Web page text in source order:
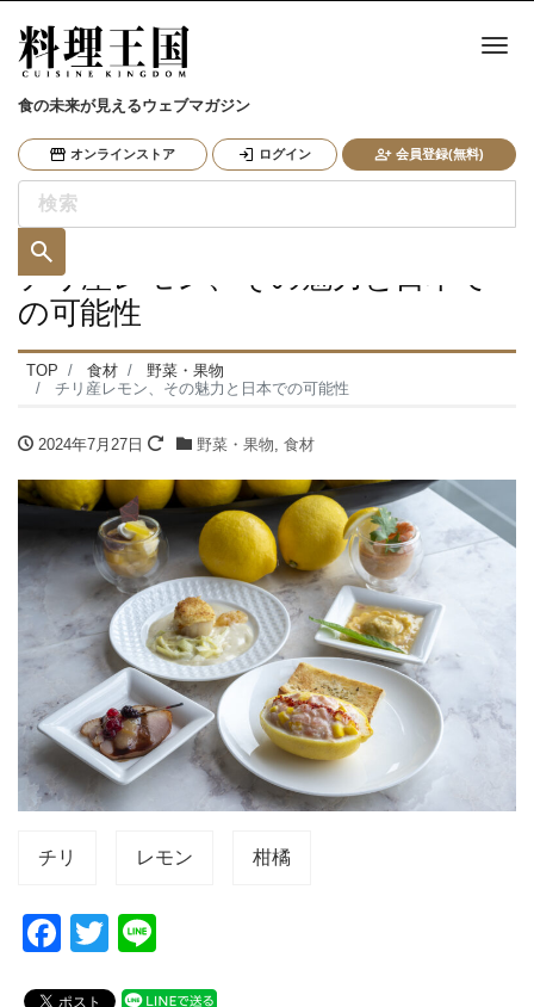
食の未来が見えるウェブマガジン
オンラインストア ログイン 会員登録(無料)
ナ
チリ産レモン、その魅力と日本で
の可能性
TOP 食材
野菜・果物
チリ産レモン、その魅力と日本での可能性
2024年7月27日 野菜・果物, 食材
チリ レモン 柑橘
F
T